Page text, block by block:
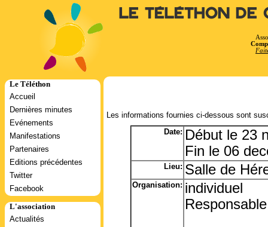
Le Téléthon de
Le Téléthon
Accueil
Dernières minutes
Evénements
Manifestations
Partenaires
Editions précédentes
Twitter
Facebook
L'association
Actualités
Les informations fournies ci-dessous sont
Date: Début le 23
Fin le 06
Lieu: Salle de
Organisation: individuel